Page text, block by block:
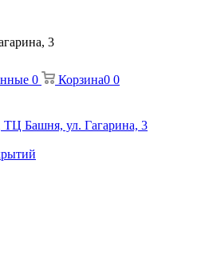
3
0 Корзина0 0
ТЦ Башня, ул. Гагарина, 3